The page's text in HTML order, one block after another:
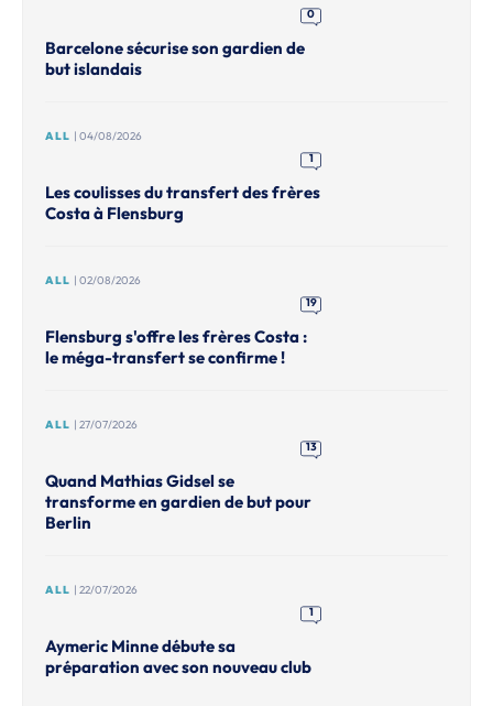
0
Barcelone sécurise son gardien de
but islandais
ALL | 04/08/2026
1
Les coulisses du transfert des frères
Costa à Flensburg
ALL | 02/08/2026
19
Flensburg s'offre les frères Costa :
le méga-transfert se confirme !
ALL | 27/07/2026
13
Quand Mathias Gidsel se
transforme en gardien de but pour
Berlin
ALL | 22/07/2026
1
Aymeric Minne débute sa
préparation avec son nouveau club